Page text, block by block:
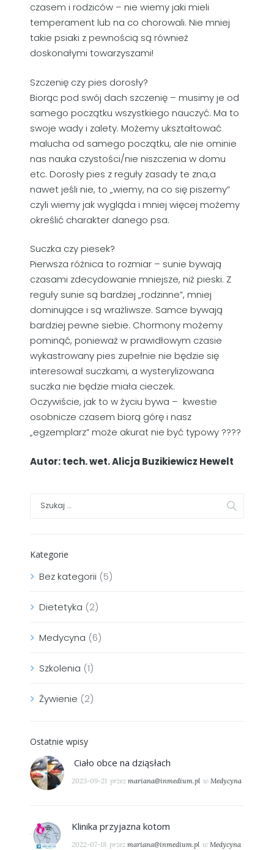
czasem i rodziców – nie wiemy jaki mieli
temperament lub na co chorowali. Nie mniej
takie psiaki z pewnością są również
doskonałymi towarzyszami!
Szczenię czy pies dorosły?
Biorąc pod swój dach szczenię – musimy je od
samego początku wszystkiego nauczyć. Ma to
swoje wady i zalety. Możemy ukształtować
malucha od samego początku, ale nie ominie
nas nauka czystości/nie niszczenia w domu
etc. Dorosły pies z reguły zasady te zna,a
nawet jeśli nie, to „wiemy, na co się piszemy”
czyli wiemy jak wygląda i mniej więcej możemy
określić charakter danego psa.
Suczka czy piesek?
Pierwsza różnica to rozmiar – sunie bywają
czasami zdecydowanie mniejsze, niż pieski. Z
reguły sunie są bardziej „rodzinne”, mniej
dominujące i są wrażliwsze. Samce bywają
bardziej pewne siebie. Chormony możemy
pominąć, ponieważ w prawidłowym czasie
wykastrowany pies zupełnie nie będzie się
interesował suczkami, a wysterylizowana
suczka nie będzie miała cieczek.
Oczywiście, jak to w życiu bywa – kwestie
osobnicze czasem biorą górę i nasz
„egzemplarz” może akurat nie być typowy ????
Autor: tech. wet. Alicja Buzikiewicz Hewelt
Kategorie
Bez kategorii (5)
Dietetyka (2)
Medycyna (6)
Szkolenia (1)
Żywienie (2)
Ostatnie wpisy
Ciało obce na dziąsłach
2023-09-21 przez mariana@inmedium.pl w Medycyna
Klinika przyjazna kotom
2022-07-18 przez mariana@inmedium.pl w Medycyna